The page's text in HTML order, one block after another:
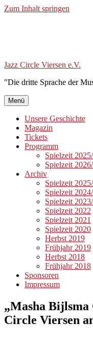
Zum Inhalt springen
Jazz Circle Viersen e.V.
"Die dritte Sprache der
Menü
Unsere Geschichte
Magazin
Tickets
Programm
Spielzeit
Spielzeit
Archiv
Spielzeit
Spielzeit
Spielzeit
Spielzeit 2022
Spielzeit 2021
Spielzeit 2020
Herbst 2019
Frühjahr 2019
Herbst 2018
Frühjahr 2018
Sponsoren
Impressum
„Masha
Circle Viersen